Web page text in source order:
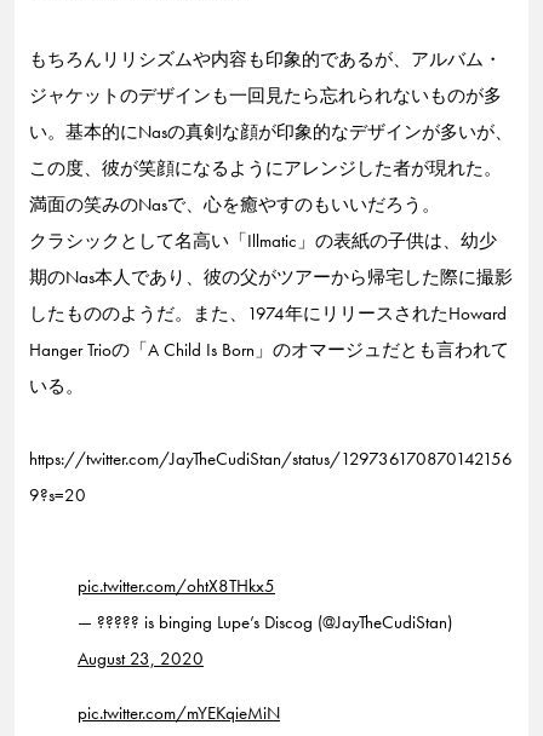
もちろんリリシズムや内容も印象的であるが、アルバム・
ジャケットのデザインも一回見たら忘れられないものが多
い。基本的にNasの真剣な顔が印象的なデザインが多いが、
この度、彼が笑顔になるようにアレンジした者が現れた。
満面の笑みのNasで、心を癒やすのもいいだろう。
クラシックとして名高い「Illmatic」の表紙の子供は、幼少
期のNas本人であり、彼の父がツアーから帰宅した際に撮影
したもののようだ。また、1974年にリリースされたHoward
Hanger Trioの「A Child Is Born」のオマージュだとも言われて
いる。
https://twitter.com/JayTheCudiStan/status/129736170870142156
9?s=20
pic.twitter.com/ohtX8THkx5
— ????? is binging Lupe’s Discog (@JayTheCudiStan)
August 23, 2020
pic.twitter.com/mYEKqieMiN